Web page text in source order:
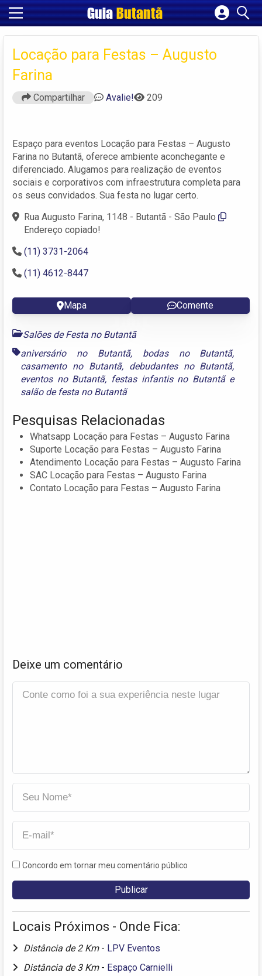
GuiaButantã
Cadastrar empresa
Criar conta
Locação para Festas – Augusto
Farina
Compartilhar Avalie! 209
Espaço para eventos Locação para Festas – Augusto
Farina no Butantã, oferece ambiente aconchegante e
diferenciado. Alugamos para realização de eventos
sociais e corporativos com infraestrutura completa para
os seus convidados. Sua festa no lugar certo.
Rua Augusto Farina, 1148 - Butantã - São Paulo
Endereço copiado!
(11) 3731-2064
(11) 4612-8447
Mapa Comente
Salões de Festa no Butantã
aniversário no Butantã, bodas no Butantã,
casamento no Butantã, debudantes no Butantã,
eventos no Butantã, festas infantis no Butantãe
salão de festa no Butantã
Pesquisas Relacionadas
Whatsapp Locação para Festas – Augusto Farina
Suporte Locação para Festas – Augusto Farina
Atendimento Locação para Festas – Augusto Farina
SAC Locação para Festas – Augusto Farina
Contato Locação para Festas – Augusto Farina
Deixe um comentário
Concordo em tornar meu comentário público
Locais Próximos - Onde Fica:
Distância de 2 Km - LPV Eventos
Distância de 3 Km - Espaço Carnielli